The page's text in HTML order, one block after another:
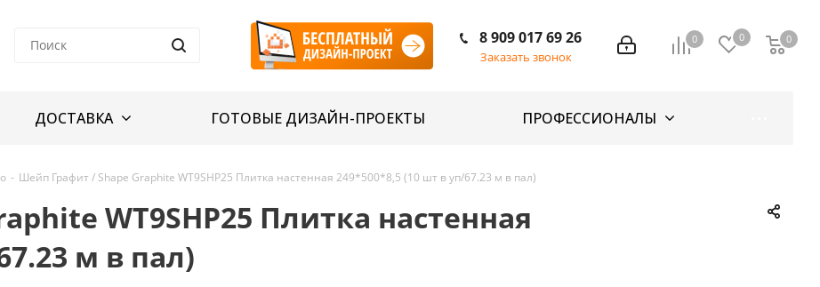
0 0 0
8 909 017 69 26
Заказать звонок
ДОСТАВКА ГОТОВЫЕ ДИЗАЙН-ПРОЕКТЫ ПРОФЕССИОНАЛЫ
- Шейп Графит / Shape Graphite WT9SHP25 Плитка настенная 249*500*8,5 (10 шт в уп/67.23 м в пал)
WT9SHP25 Плитка настенная
м в пал)